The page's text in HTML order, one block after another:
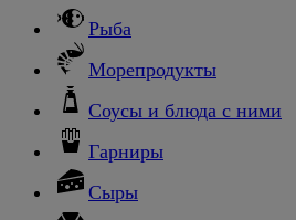
Рыба
Морепродукты
Соусы и блюда с ними
Гарниры
Сыры